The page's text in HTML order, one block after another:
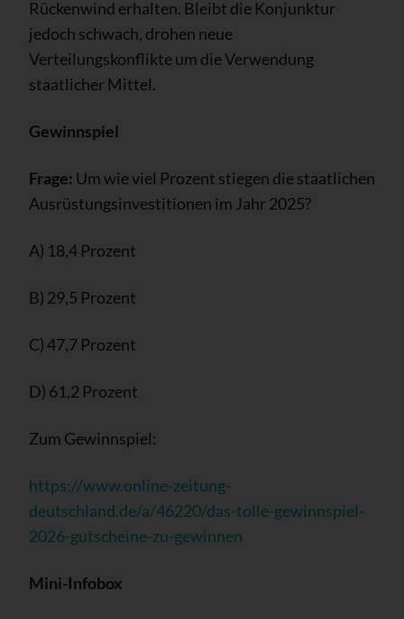
Rückenwind erhalten. Bleibt die Konjunktur
jedoch schwach, drohen neue
Verteilungskonflikte um die Verwendung
staatlicher Mittel.
Gewinnspiel
Frage: Um wie viel Prozent stiegen die staatlichen
Ausrüstungsinvestitionen im Jahr 2025?
A) 18,4 Prozent
B) 29,5 Prozent
C) 47,7 Prozent
D) 61,2 Prozent
Zum Gewinnspiel:
https://www.online-zeitung-
deutschland.de/a/46220/das-tolle-gewinnspiel-
2026-gutscheine-zu-gewinnen
Mini-Infobox